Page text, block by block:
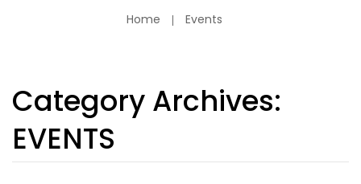
Home Events
Category Archives:
EVENTS